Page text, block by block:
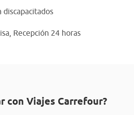
discapacitados
Recepción 24 horas
con Viajes Carrefour?